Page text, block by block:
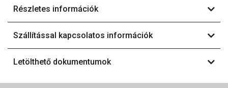
Részletes információk
Szállítással kapcsolatos információk
Letölthető dokumentumok